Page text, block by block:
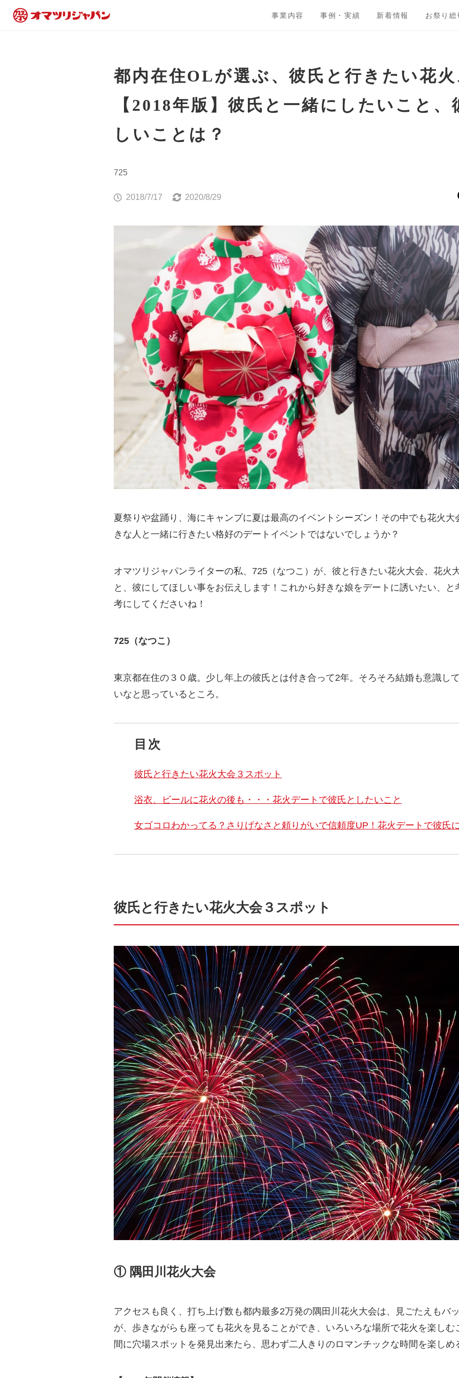
事業内容 事例・実績 新着情報 お祭り総
都内在住OLが選ぶ、彼氏と行きたい花火
【2018年版】彼氏と一緒にしたいこと、
しいことは？
725
2018/7/17 2020/8/29
夏祭りや盆踊り、海にキャンプに夏は最高のイベントシーズン！その中でも花火
きな人と一緒に行きたい格好のデートイベントではないでしょうか？
オマツリジャパンライターの私、725（なつこ）が、彼と行きたい花火大会、花火
と、彼にしてほしい事をお伝えします！これから好きな娘をデートに誘いたい、
考にしてくださいね！
725（なつこ）
東京都在住の３０歳。少し年上の彼氏とは付き合って2年。そろそろ結婚も意識し
いなと思っているところ。
目次
彼氏と行きたい花火大会３スポット
浴衣、ビールに花火の後も・・・花火デートで彼氏としたいこと
女ゴコロわかってる？さりげなさと頼りがいで信頼度UP！花火デートで彼氏
彼氏と行きたい花火大会３スポット
① 隅田川花火大会
アクセスも良く、打ち上げ数も都内最多2万発の隅田川花火大会は、見ごたえもバ
が、歩きながらも座っても花火を見ることができ、いろいろな場所で花火を楽しむ
間に穴場スポットを発見出来たら、思わず二人きりのロマンチックな時間を楽しめ